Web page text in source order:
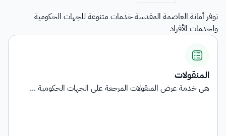
توفر أمانة العاصمة المقدسة خدمات متنوعة للجهات الحكومية
ولخدمات الأفراد
المنقولات
هي خدمة عرض المنقولات المرجعة على الجهات الحكومية ...